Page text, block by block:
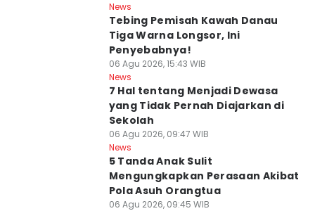
News
Tebing Pemisah Kawah Danau
Tiga Warna Longsor, Ini
Penyebabnya!
06 Agu 2026, 15:43 WIB
News
7 Hal tentang Menjadi Dewasa
yang Tidak Pernah Diajarkan di
Sekolah
06 Agu 2026, 09:47 WIB
News
5 Tanda Anak Sulit
Mengungkapkan Perasaan Akibat
Pola Asuh Orangtua
06 Agu 2026, 09:45 WIB